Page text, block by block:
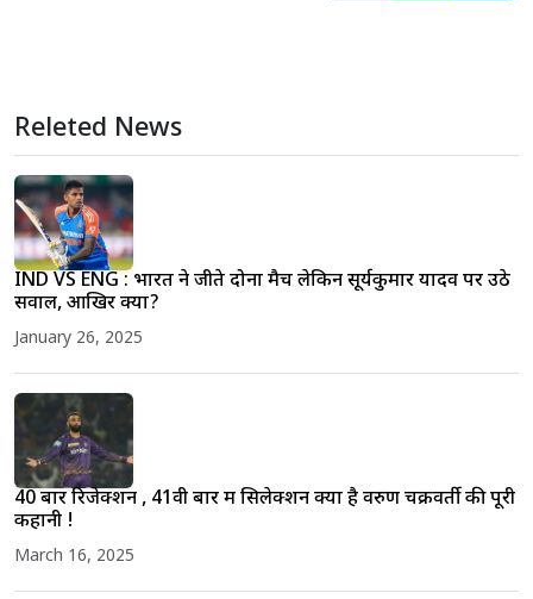
Releted News
IND VS ENG : भारत ने जीते दोनों मैच लेकिन सूर्यकुमार यादव पर उठे
सवाल, आखिर क्यों?
January 26, 2025
40 बार रिजेक्शन , 41वी बार में सिलेक्शन क्या है वरुण चक्रवर्ती की पूरी
कहानी !
March 16, 2025